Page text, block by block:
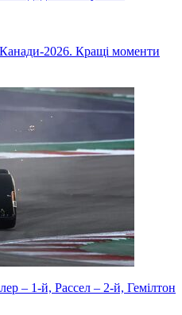
2026. Кращі моменти
– 1-й, Рассел – 2-й, Гемілтон